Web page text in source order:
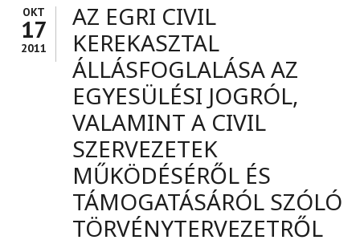
OKT
17
2011
AZ EGRI CIVIL
KEREKASZTAL
ÁLLÁSFOGLALÁSA AZ
EGYESÜLÉSI JOGRÓL,
VALAMINT A CIVIL
SZERVEZETEK
MŰKÖDÉSÉRŐL ÉS
TÁMOGATÁSÁRÓL SZÓLÓ
TÖRVÉNYTERVEZETRŐL